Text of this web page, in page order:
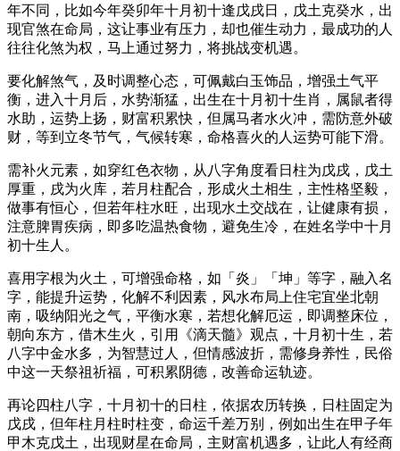
年不同，比如今年癸卯年十月初十逢戊戌日，戊土克癸水，出
现官煞在命局，这让事业有压力，却也催生动力，最成功的人
往往化煞为权，马上通过努力，将挑战变机遇。
要化解煞气，及时调整心态，可佩戴白玉饰品，增强土气平
衡，进入十月后，水势渐猛，出生在十月初十生肖，属鼠者得
水助，运势上扬，财富积累快，但属马者水火冲，需防意外破
财，等到立冬节气，气候转寒，命格喜火的人运势可能下滑。
需补火元素，如穿红色衣物，从八字角度看日柱为戊戌，戊土
厚重，戌为火库，若月柱配合，形成火土相生，主性格坚毅，
做事有恒心，但若年柱水旺，出现水土交战在，让健康有损，
注意脾胃疾病，即多吃温热食物，避免生冷，在姓名学中十月
初十生人。
喜用字根为火土，可增强命格，如「炎」「坤」等字，融入名
字，能提升运势，化解不利因素，风水布局上住宅宜坐北朝
南，吸纳阳光之气，平衡水寒，若想化解厄运，即调整床位，
朝向东方，借木生火，引用《滴天髓》观点，十月初十生，若
八字中金水多，为智慧过人，但情感波折，需修身养性，民俗
中这一天祭祖祈福，可积累阴德，改善命运轨迹。
再论四柱八字，十月初十的日柱，依据农历转换，日柱固定为
戊戌，但年柱月柱时柱变，命运千差万别，例如出生在甲子年
甲木克戊土，出现财星在命局，主财富机遇多，让此人有经商